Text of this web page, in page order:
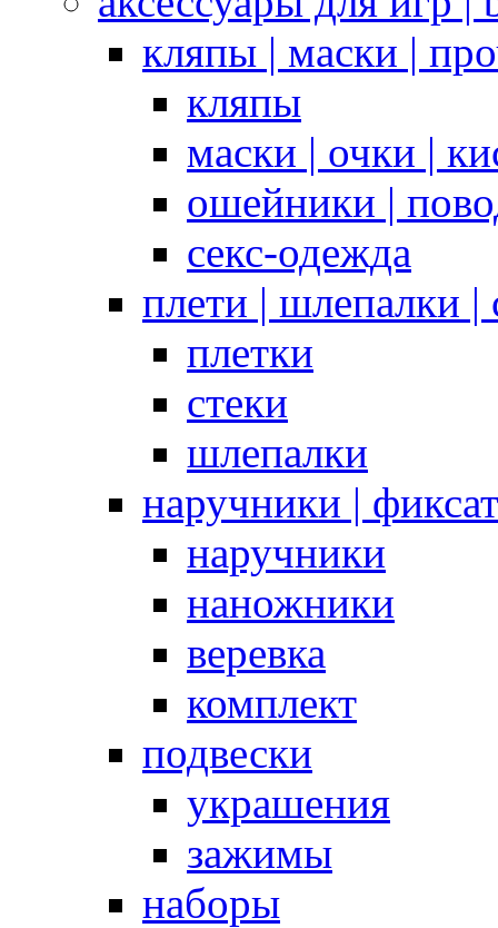
кляпы | маски |
кляпы
маски | очки |
ошейники |
секс-одежда
плети | шлепалки |
плетки
стеки
шлепалки
наручники |
наручники
наножники
веревка
комплект
подвески
украшения
зажимы
наборы